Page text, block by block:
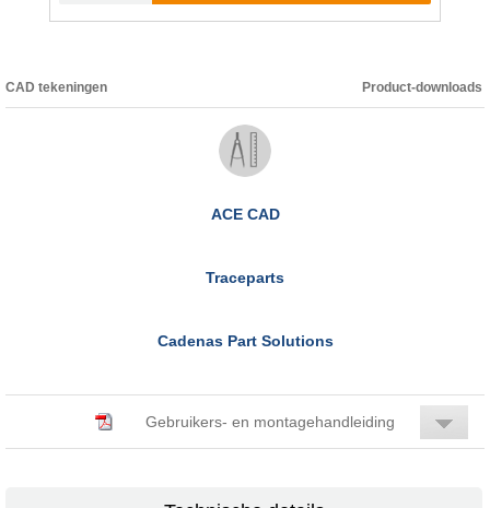
CAD tekeningen Product-downloads
ACE CAD
Traceparts
Cadenas Part Solutions
Gebruikers- en montagehandleiding